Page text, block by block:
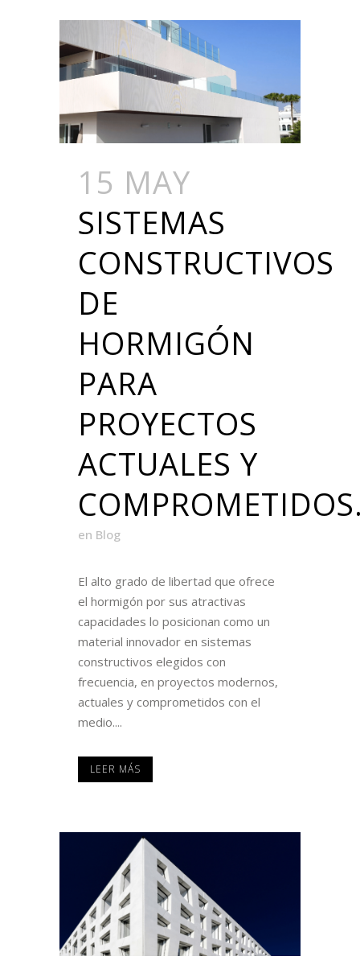
15 MAY
SISTEMAS
CONSTRUCTIVOS
DE
HORMIGÓN
PARA
PROYECTOS
ACTUALES Y
en Blog
El alto grado de libertad que ofrece
el hormigón por sus atractivas
capacidades lo posicionan como un
material innovador en sistemas
constructivos elegidos con
frecuencia, en proyectos modernos,
actuales y comprometidos con el
medio....
LEER MÁS